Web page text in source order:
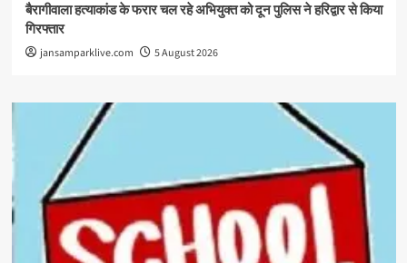
बैरागीवाला हत्याकांड के फरार चल रहे अभियुक्त को दून पुलिस ने हरिद्वार से किया
गिरफ्तार
jansamparklive.com 5 August 2026